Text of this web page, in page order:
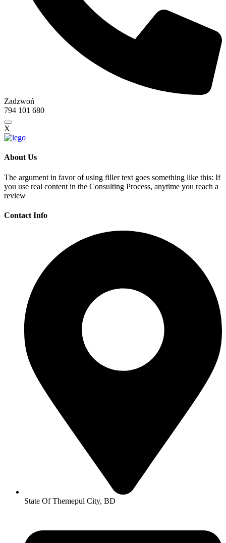
Zadzwoń
794 101 680
X
About Us
The argument in favor of using filler text goes something like this: If
you use real content in the Consulting Process, anytime you reach a
review
Contact Info
State Of Themepul City, BD